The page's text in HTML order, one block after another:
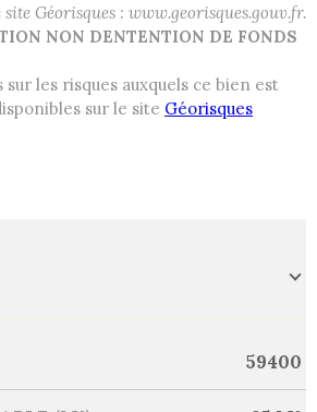
Géorisques : www.georisques.gouv.fr.
NON DENTENTION DE FONDS
les risques auxquels ce bien est
sur le site Géorisques
59400